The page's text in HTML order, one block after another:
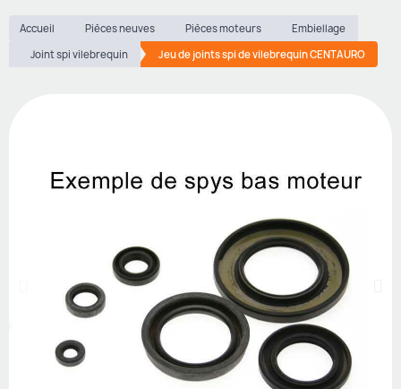
Accueil Pièces neuves Pièces moteurs
Embiellage
Joint spi vilebrequin
Jeu de joints spi de vilebrequin CENTAURO